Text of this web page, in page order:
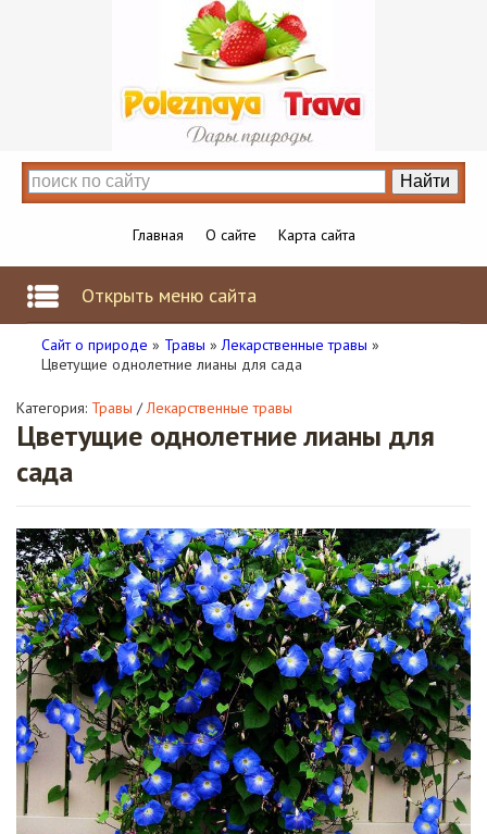
Главная О сайте Карта сайта
Открыть меню сайта
Сайт о природе » Травы »Лекарственные травы »
Цветущие однолетние лианы для сада
Категория: Травы /Лекарственные травы
Цветущие однолетние лианы для
сада